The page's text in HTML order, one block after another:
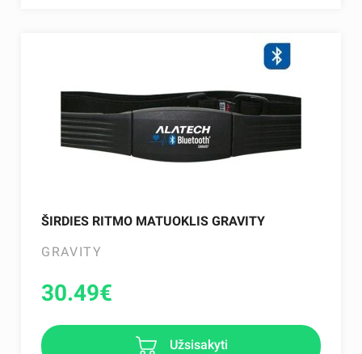
ŠIRDIES RITMO MATUOKLIS GRAVITY
GRAVITY
30.49€
Užsisakyti